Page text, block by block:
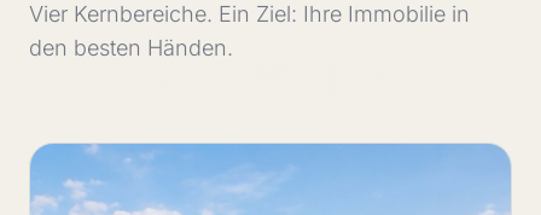
Vier Kernbereiche. Ein Ziel: Ihre Immobilie in
den besten Händen.